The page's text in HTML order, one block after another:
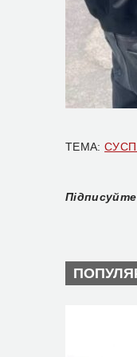
ТЕМА: